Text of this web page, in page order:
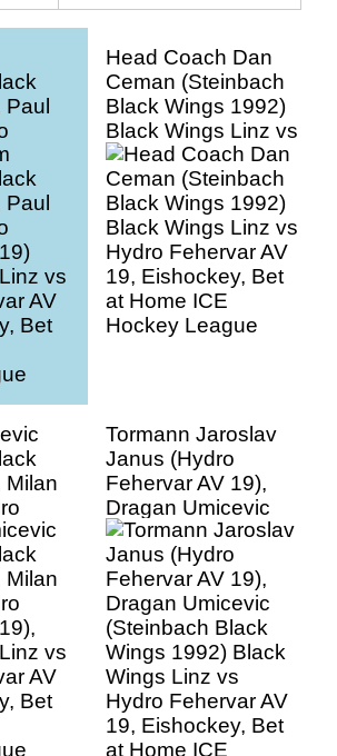
vs
AV
Bet
Head Coach Dan
Ceman (Steinbach
Black Wings 1992)
Black Wings Linz vs
Hydro Fehervar AV
19, Eishockey, Bet
at Home ICE
Hockey League
Milan
vs
AV
Bet
Tormann Jaroslav
Janus (Hydro
Fehervar AV 19),
Dragan Umicevic
(Steinbach Black
Wings 1992) Black
Wings Linz vs
Hydro Fehervar AV
19, Eishockey, Bet
at Home ICE
Hockey League